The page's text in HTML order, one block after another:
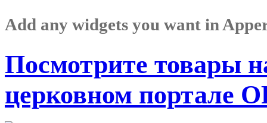
Add any widgets you want in
Посмотрите товары
церковном портале